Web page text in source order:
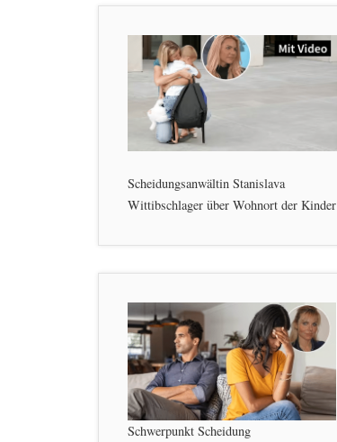
Scheidungsanwältin Stanislava
Wittibschlager über Wohnort der Kinder
Schwerpunkt Scheidung